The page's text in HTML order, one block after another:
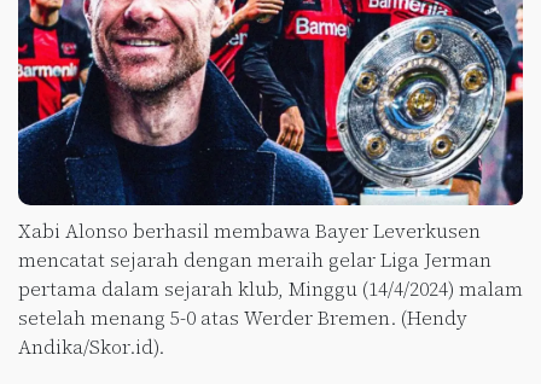
Xabi Alonso berhasil membawa Bayer Leverkusen
mencatat sejarah dengan meraih gelar Liga Jerman
pertama dalam sejarah klub, Minggu (14/4/2024) malam
setelah menang 5-0 atas Werder Bremen. (Hendy
Andika/Skor.id).